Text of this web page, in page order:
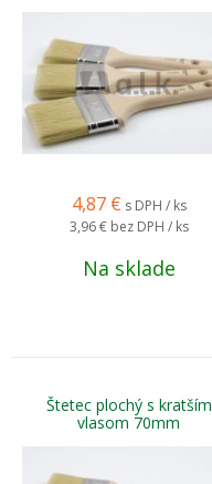
4,87 € s DPH / ks
3,96 € bez DPH / ks
Na sklade
Štetec plochý s kratším
vlasom 70mm